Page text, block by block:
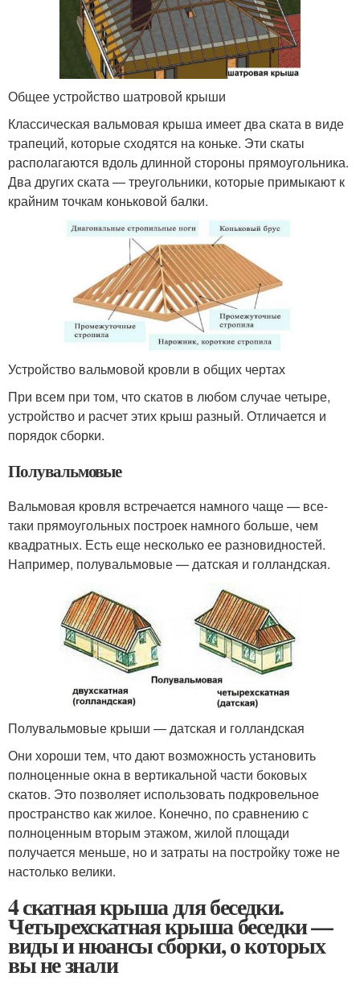
Общее устройство шатровой крыши
Классическая вальмовая крыша имеет два ската в виде
трапеций, которые сходятся на коньке. Эти скаты
располагаются вдоль длинной стороны прямоугольника.
Два других ската — треугольники, которые примыкают к
крайним точкам коньковой балки.
Устройство вальмовой кровли в общих чертах
При всем при том, что скатов в любом случае четыре,
устройство и расчет этих крыш разный. Отличается и
порядок сборки.
Полувальмовые
Вальмовая кровля встречается намного чаще — все-
таки прямоугольных построек намного больше, чем
квадратных. Есть еще несколько ее разновидностей.
Например, полувальмовые — датская и голландская.
Полувальмовые крыши — датская и голландская
Они хороши тем, что дают возможность установить
полноценные окна в вертикальной части боковых
скатов. Это позволяет использовать подкровельное
пространство как жилое. Конечно, по сравнению с
полноценным вторым этажом, жилой площади
получается меньше, но и затраты на постройку тоже не
настолько велики.
4 скатная крыша для беседки.
Четырехскатная крыша беседки —
виды и нюансы сборки, о которых
вы не знали